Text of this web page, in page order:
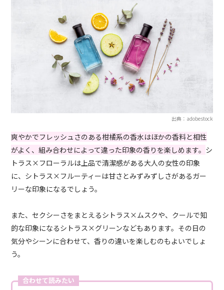
出典：adobestock
爽やかでフレッシュさのある柑橘系の香水はほかの香料と相性
がよく、組み合わせによって違った印象の香りを楽しめます。 シ
トラス×フローラルは上品で清潔感がある大人の女性の印象
に、シトラス×フルーティーは甘さとみずみずしさがあるガー
リーな印象になるでしょう。
また、セクシーさをまとえるシトラス×ムスクや、クールで知
的な印象になるシトラス×グリーンなどもあります。その日の
気分やシーンに合わせて、香りの違いを楽しむのもよいでしょ
う。
合わせて読みたい